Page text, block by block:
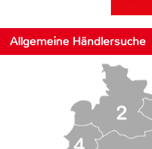
Allgemeine Händlersuche